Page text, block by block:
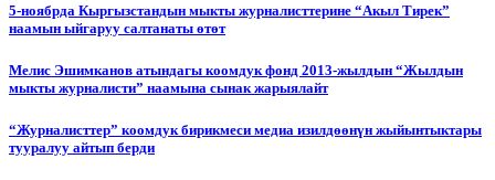
5-ноябрда Кыргызстандын мыкты журналисттерине “Акыл Тирек”
наамын ыйгаруу салтанаты өтөт
Мелис Эшимканов атындагы коомдук фонд 2013-жылдын “Жылдын
мыкты журналисти” наамына сынак жарыялайт
“Журналисттер” коомдук бирикмеси медиа изилдөөнүн жыйынтыктары
тууралуу айтып берди